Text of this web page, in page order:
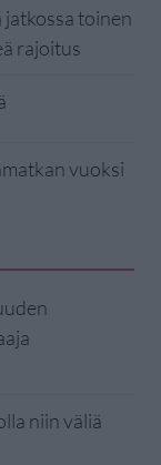
toinen
rajoitus
vuoksi
niin väliä